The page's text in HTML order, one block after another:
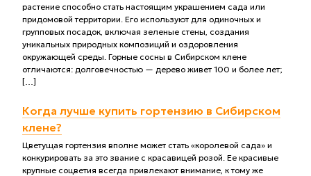
растение способно стать настоящим украшением сада или
придомовой территории. Его используют для одиночных и
групповых посадок, включая зеленые стены, создания
уникальных природных композиций и оздоровления
окружающей среды. Горные сосны в Сибирском клене
отличаются: долговечностью — дерево живет 100 и более лет;
[…]
Когда лучше купить гортензию в Сибирском
клене?
Цветущая гортензия вполне может стать «королевой сада» и
конкурировать за это звание с красавицей розой. Ее красивые
крупные соцветия всегда привлекают внимание, к тому же